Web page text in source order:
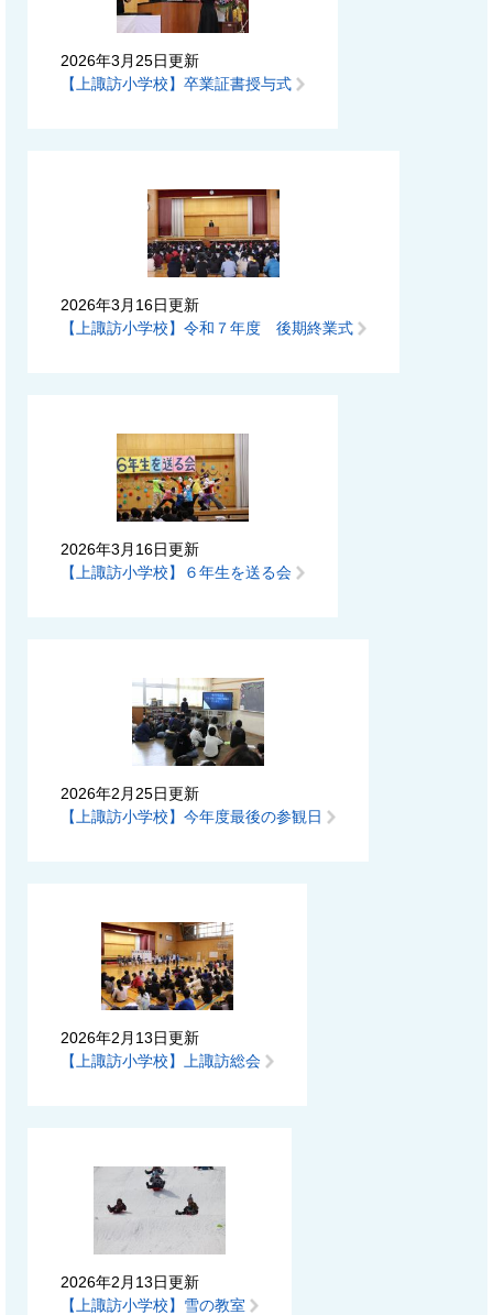
2026年3月25日更新
【上諏訪小学校】卒業証書授与式
2026年3月16日更新
【上諏訪小学校】令和７年度 後期終業式
2026年3月16日更新
【上諏訪小学校】６年生を送る会
2026年2月25日更新
【上諏訪小学校】今年度最後の参観日
2026年2月13日更新
【上諏訪小学校】上諏訪総会
2026年2月13日更新
【上諏訪小学校】雪の教室